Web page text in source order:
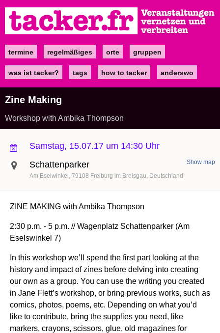
zum
Inhalt
Maintermine regelmäßiges orte gruppen
was ist tacker? tags how to tacker anderswo
Zine Making
Workshop with Ambika Thompson
Samstag, 15.07.17 um 14:30 Uhr
Schattenparker
Am Eselwinkel 79108 Freiburg im Breisgau Deutschland
Show map
ZINE MAKING with Ambika Thompson
2:30 p.m. - 5 p.m. // Wagenplatz Schattenparker (Am
Eselswinkel 7)
In this workshop we’ll spend the first part looking at the
history and impact of zines before delving into creating
our own as a group. You can use the writing you created
in Jane Flett’s workshop, or bring previous works, such as
comics, photos, poems, etc. Depending on what you’d
like to contribute, bring the supplies you need, like
markers, crayons, scissors, glue, old magazines for